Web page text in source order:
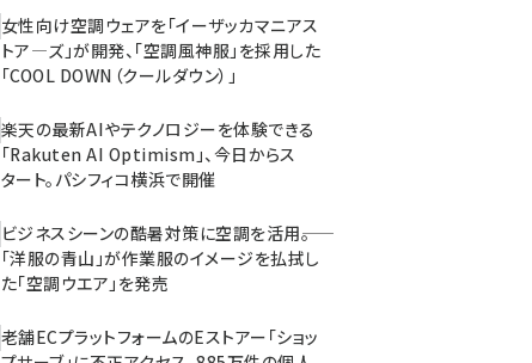
女性向け空調ウェアを「イーザッカマニアス
トア―ズ」が開発、「空調風神服」を採用した
「COOL DOWN（クールダウン）」
楽天の最新AIやテクノロジーを体験できる
「Rakuten AI Optimism」、今日からス
タート。パシフィコ横浜で開催
ビジネスシーンの酷暑対策に空調を活用――。
「洋服の青山」が作業服のイメージを払拭し
た「空調ウエア」を発売
老舗ECプラットフォームのEストアー「ショッ